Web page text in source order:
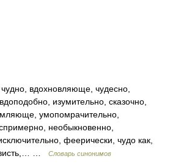
вдохновляюще, чудесно,
изумительно, сказочно,
умопомрачительно,
необыкновенно,
феерически, чудо как,
…
Словарь синонимов